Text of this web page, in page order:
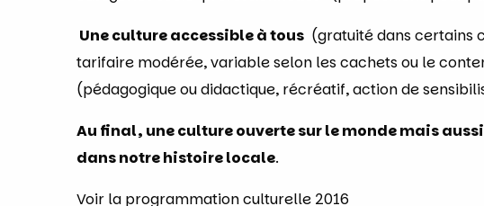
Une culture accessible à tous (gratuité dans certains
tarifaire modérée, variable selon les cachets ou le
(pédagogique ou didactique, récréatif, action de
Au final, une culture ouverte sur le monde mais
dans notre histoire locale.
Voir la programmation culturelle 2016